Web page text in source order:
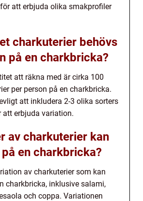
att erbjuda olika smakprofiler
charkuterier behövs
på en charkbricka?
att räkna med är cirka 100
per person på en charkbricka.
att inkludera 2-3 olika sorters
att erbjuda variation.
av charkuterier kan
en charkbricka?
av charkuterier som kan
charkbricka, inklusive salami,
och coppa. Variationen